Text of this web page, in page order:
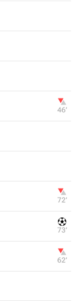
46‎’‎
72‎’‎
73‎’‎
62‎’‎